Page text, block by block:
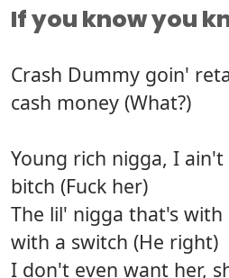
If you know you
Crash Dummy goin'
cash money (What?)
Young rich nigga, I
bitch (Fuck her)
The lil' nigga that's
with a switch (He right)
I don't even want her,